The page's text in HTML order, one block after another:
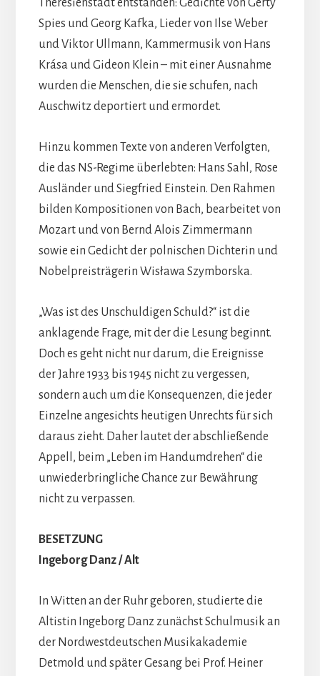
Spies und Georg Kafka, Lieder von Ilse Weber
und Viktor Ullmann, Kammermusik von Hans
Krása und Gideon Klein – mit einer Ausnahme
wurden die Menschen, die sie schufen, nach
Auschwitz deportiert und ermordet.
Hinzu kommen Texte von anderen Verfolgten,
die das NS-Regime überlebten: Hans Sahl, Rose
Ausländer und Siegfried Einstein. Den Rahmen
bilden Kompositionen von Bach, bearbeitet von
Mozart und von Bernd Alois Zimmermann
sowie ein Gedicht der polnischen Dichterin und
Nobelpreisträgerin Wisława Szymborska.
„Was ist des Unschuldigen Schuld?“ ist die
anklagende Frage, mit der die Lesung beginnt.
Doch es geht nicht nur darum, die Ereignisse
der Jahre 1933 bis 1945 nicht zu vergessen,
sondern auch um die Konsequenzen, die jeder
Einzelne angesichts heutigen Unrechts für sich
daraus zieht. Daher lautet der abschließende
Appell, beim „Leben im Handumdrehen“ die
unwiederbringliche Chance zur Bewährung
nicht zu verpassen.
BESETZUNG
Ingeborg Danz / Alt
In Witten an der Ruhr geboren, studierte die
Altistin Ingeborg Danz zunächst Schulmusik an
der Nordwestdeutschen Musikakademie
Detmold und später Gesang bei Prof. Heiner